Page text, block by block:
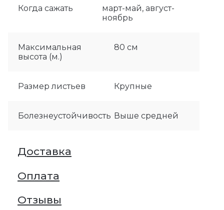
Когда сажать
март-май, август-
ноябрь
Максимальная
высота (м.)
80 см
Размер листьев Крупные
Болезнеустойчивость Выше средней
Доставка
Оплата
Отзывы